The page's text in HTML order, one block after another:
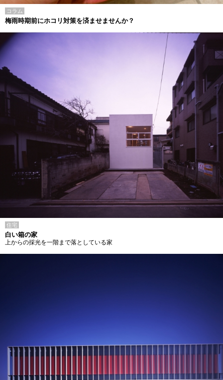
コラム
梅雨時期前にホコリ対策を済ませませんか？
住宅
白い箱の家
上からの採光を一階まで落としている家